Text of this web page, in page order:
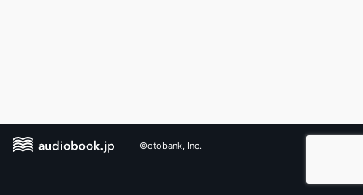
©otobank, Inc.